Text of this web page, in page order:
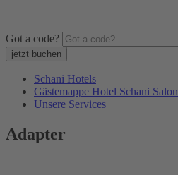
Got a code?
Schani Hotels
Gästemappe Hotel Schani Salon
Unsere Services
Adapter